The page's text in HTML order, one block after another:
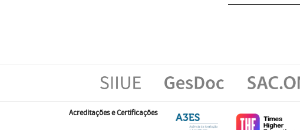
Acreditações e Certificações